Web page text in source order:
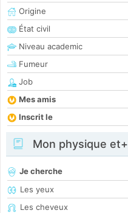
Origine
État civil
Niveau academic
Fumeur
Job
Mes amis
Inscrit le
Mon physique et+
Je cherche
Les yeux
Les cheveux